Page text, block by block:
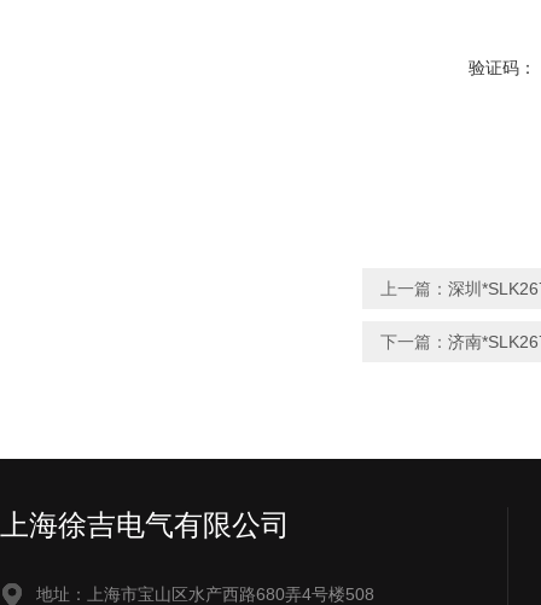
验证码：
上一篇： 深圳
下一篇： 济南
上海徐吉电气有限公司
地址：上海市宝山区水产西路680弄4号楼508